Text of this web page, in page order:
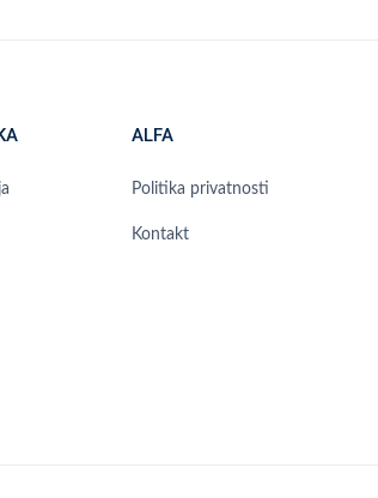
ALFA
Politika privatnosti
Kontakt